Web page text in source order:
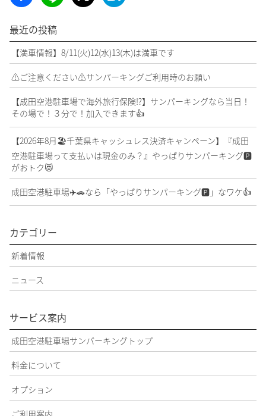
最近の投稿
【満車情報】8/11(火)12(水)13(木)は満車です
⚠️ご注意ください⚠️サンパーキングご利用時のお願い
【成田空港駐車場で海外旅行保険⁉️】サンパーキングなら当日！
その場で！３分で！加入できます👍
【2026年8月🏖️千葉県キャッシュレス決済キャンペーン】『成田
空港駐車場って支払いは現金のみ？』やっぱりサンパーキング🅿️
がおトク😻
成田空港駐車場✈️🚗なら「やっぱりサンパーキング🅿️」なワケ👍
カテゴリー
新着情報
ニュース
サービス案内
成田空港駐車場サンパーキングトップ
料金について
オプション